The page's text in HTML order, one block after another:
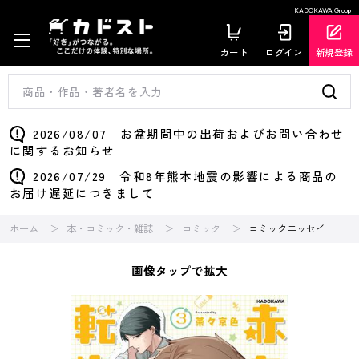
KADOKAWA Group
カート ログイン 新規登録
2026/08/07 お盆期間中の出荷およびお問い合わせ
に関するお知らせ
2026/07/29 令和8年熊本地震の影響による商品の
お届け遅延につきまして
ホーム 本・コミック・雑誌 コミック コミックエッセイ
画像タップで拡大